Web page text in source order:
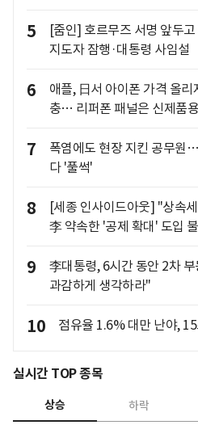
5
[줌인] 호르무즈 서명 앞두
지도자 잠행·대통령 사임설
6
애플, 日서 아이폰 가격 올
충… 리퍼폰 패널은 신제품
7
폭염에도 현장 지킨 공무원
다 '풀썩'
8
[세종 인사이드아웃] "상속
李 약속한 '공제 확대' 도입
9
李대통령, 6시간 동안 2차
과감하게 생각하라"
10 점유율 1.6% 대만 난야,
실시간 TOP 종목
상승 하락